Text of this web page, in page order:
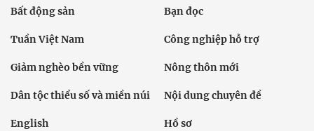
Bất động sản Bạn đọc
Tuần Việt Nam Công nghiệp hỗ trợ
Giảm nghèo bền vững Nông thôn mới
Dân tộc thiểu số và miền núi Nội dung chuyên đề
English Hồ sơ